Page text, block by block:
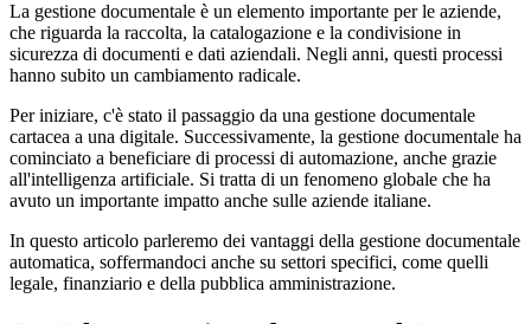
La gestione documentale è un elemento importante per le aziende,
che riguarda la raccolta, la catalogazione e la condivisione in
sicurezza di documenti e dati aziendali. Negli anni, questi processi
hanno subito un cambiamento radicale.
Per iniziare, c'è stato il passaggio da una gestione documentale
cartacea a una digitale. Successivamente, la gestione documentale ha
cominciato a beneficiare di processi di automazione, anche grazie
all'intelligenza artificiale. Si tratta di un fenomeno globale che ha
avuto un importante impatto anche sulle aziende italiane.
In questo articolo parleremo dei vantaggi della gestione documentale
automatica, soffermandoci anche su settori specifici, come quelli
legale, finanziario e della pubblica amministrazione.